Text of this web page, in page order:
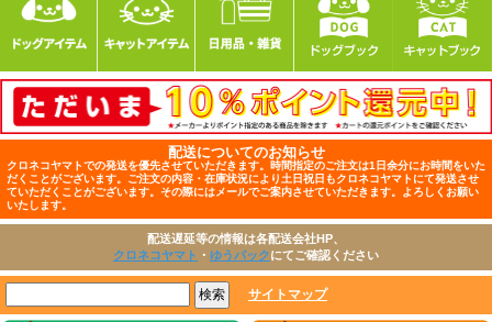
配送についてのお知らせ
クロネコヤマトでの発送を優先させていただきます。時間指定のご注文は1日余分にお時間をいた
だくことがございます。ご注文の内容・在庫状況により土日祝日もクロネコヤマトにて発送させ
ていただくことがございます。その際にはメールでご案内させていただきます。よろしくお願い
いたします。
配送遅延等の情報は各配送会社HP、
クロネコヤマト ・ ゆうパックにてご確認ください
サイトマップ